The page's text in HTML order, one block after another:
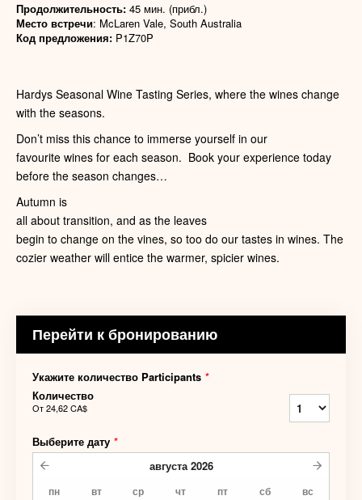
Продолжительность: 45 мин. (прибл.)
Место встречи: McLaren Vale, South Australia
Код предложения: P1Z70P
Hardys Seasonal Wine Tasting Series, where the wines change
with the seasons.
Don’t miss this chance to immerse yourself in our
favourite wines for each season. Book your experience today
before the season changes…
Autumn is
all about transition, and as the leaves
begin to change on the vines, so too do our tastes in wines. The
cozier weather will entice the warmer, spicier wines.
Перейти к бронированию
Укажите количество Participants *
Количество
От24,62 CA$
Выберите дату *
августа 2026
пн вт ср чт пт сб вс